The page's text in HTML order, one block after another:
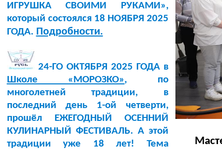
ИГРУШКА СВОИМИ РУКАМИ»,
который состоялся 18 НОЯБРЯ 2025
ГОДА. Подробности.
24-ГО ОКТЯБРЯ 2025 ГОДА в
Школе «МОРОЗКО», по
многолетней традиции, в
последний день 1-ой четверти,
прошёл ЕЖЕГОДНЫЙ ОСЕННИЙ
КУЛИНАРНЫЙ ФЕСТИВАЛЬ. А этой
традиции уже 18 лет! Тема